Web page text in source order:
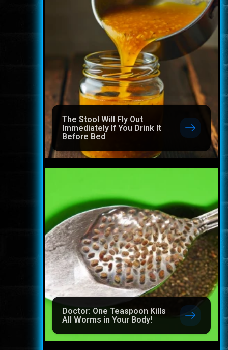
The Stool Will Fly Out
Immediately If You Drink It
Before Bed
Doctor: One Teaspoon Kills
All Worms in Your Body!